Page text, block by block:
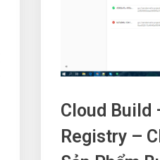
Cloud Build
Registry –